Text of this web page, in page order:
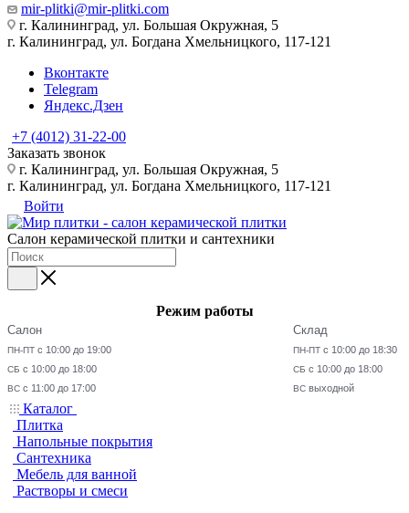
mir-plitki@mir-plitki.com
г. Калининград, ул. Большая Окружная, 5
г. Калининград, ул. Богдана Хмельницкого, 117-121
Вконтакте
Telegram
Яндекс.Дзен
+7 (4012) 31-22-00
Заказать звонок
г. Калининград, ул. Большая Окружная, 5
г. Калининград, ул. Богдана Хмельницкого, 117-121
Войти
Салон керамической плитки и сантехники
Режим работы
Салон
ПН-ПТ с 10:00 до 19:00
СБ с 10:00 до 18:00
ВС с 11:00 до 17:00
Склад
ПН-ПТ с 10:00 до 18:30
СБ с 10:00 до 18:00
ВС выходной
Каталог
Плитка
Напольные покрытия
Сантехника
Мебель для ванной
Растворы и смеси